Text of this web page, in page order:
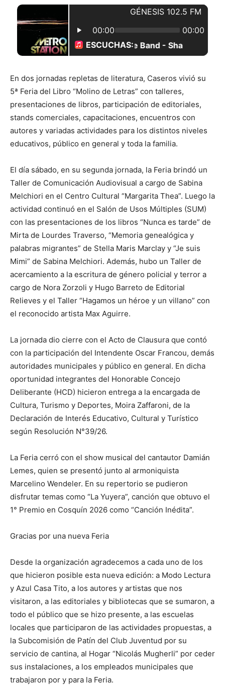
En dos jornadas repletas de literatura, Caseros vivió su
5ª Feria del Libro “Molino de Letras” con talleres,
presentaciones de libros, participación de editoriales,
stands comerciales, capacitaciones, encuentros con
autores y variadas actividades para los distintos niveles
educativos, público en general y toda la familia.
El día sábado, en su segunda jornada, la Feria brindó un
Taller de Comunicación Audiovisual a cargo de Sabina
Melchiori en el Centro Cultural “Margarita Thea”. Luego la
actividad continuó en el Salón de Usos Múltiples (SUM)
con las presentaciones de los libros “Nunca es tarde” de
Mirta de Lourdes Traverso, “Memoria genealógica y
palabras migrantes” de Stella Maris Marclay y “Je suis
Mimi” de Sabina Melchiori. Además, hubo un Taller de
acercamiento a la escritura de género policial y terror a
cargo de Nora Zorzoli y Hugo Barreto de Editorial
Relieves y el Taller “Hagamos un héroe y un villano” con
el reconocido artista Max Aguirre.
La jornada dio cierre con el Acto de Clausura que contó
con la participación del Intendente Oscar Francou, demás
autoridades municipales y público en general. En dicha
oportunidad integrantes del Honorable Concejo
Deliberante (HCD) hicieron entrega a la encargada de
Cultura, Turismo y Deportes, Moira Zaffaroni, de la
Declaración de Interés Educativo, Cultural y Turístico
según Resolución N°39/26.
La Feria cerró con el show musical del cantautor Damián
Lemes, quien se presentó junto al armoniquista
Marcelino Wendeler. En su repertorio se pudieron
disfrutar temas como “La Yuyera”, canción que obtuvo el
1° Premio en Cosquín 2026 como “Canción Inédita”.
Gracias por una nueva Feria
Desde la organización agradecemos a cada uno de los
que hicieron posible esta nueva edición: a Modo Lectura
y Azul Casa Tito, a los autores y artistas que nos
visitaron, a las editoriales y bibliotecas que se sumaron, a
todo el público que se hizo presente, a las escuelas
locales que participaron de las actividades propuestas, a
la Subcomisión de Patín del Club Juventud por su
servicio de cantina, al Hogar “Nicolás Mugherli” por ceder
sus instalaciones, a los empleados municipales que
trabajaron por y para la Feria.